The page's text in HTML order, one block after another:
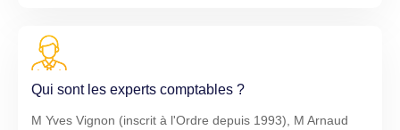
Qui sont les experts comptables ?
M Yves Vignon (inscrit à l'Ordre depuis 1993), M Arnaud